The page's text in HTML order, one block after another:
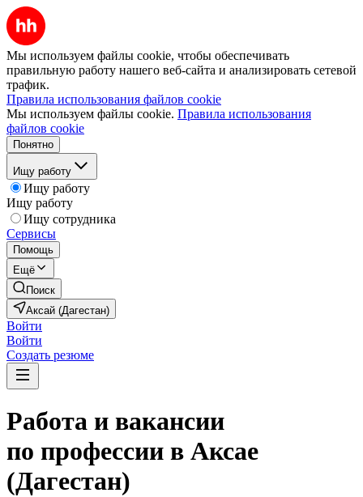
Мы используем файлы cookie, чтобы обеспечивать
правильную работу нашего веб-сайта и анализировать сетевой
трафик.
Правила использования файлов cookie
Мы используем файлы cookie. Правила использования
файлов cookie
Понятно
Ищу работу
Ищу работу
Ищу работу
Ищу сотрудника
Сервисы
Помощь
Ещё
Поиск
Аксай (Дагестан)
Войти
Войти
Создать резюме
Работа и вакансии
по профессии в Аксае
(Дагестан)